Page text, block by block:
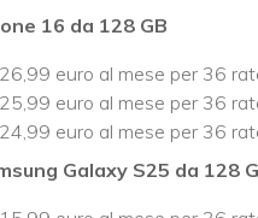
16 da 128 GB
26,99 euro al mese per 36
25,99 euro al mese per 36
24,99 euro al mese per 36
Galaxy S25 da 128